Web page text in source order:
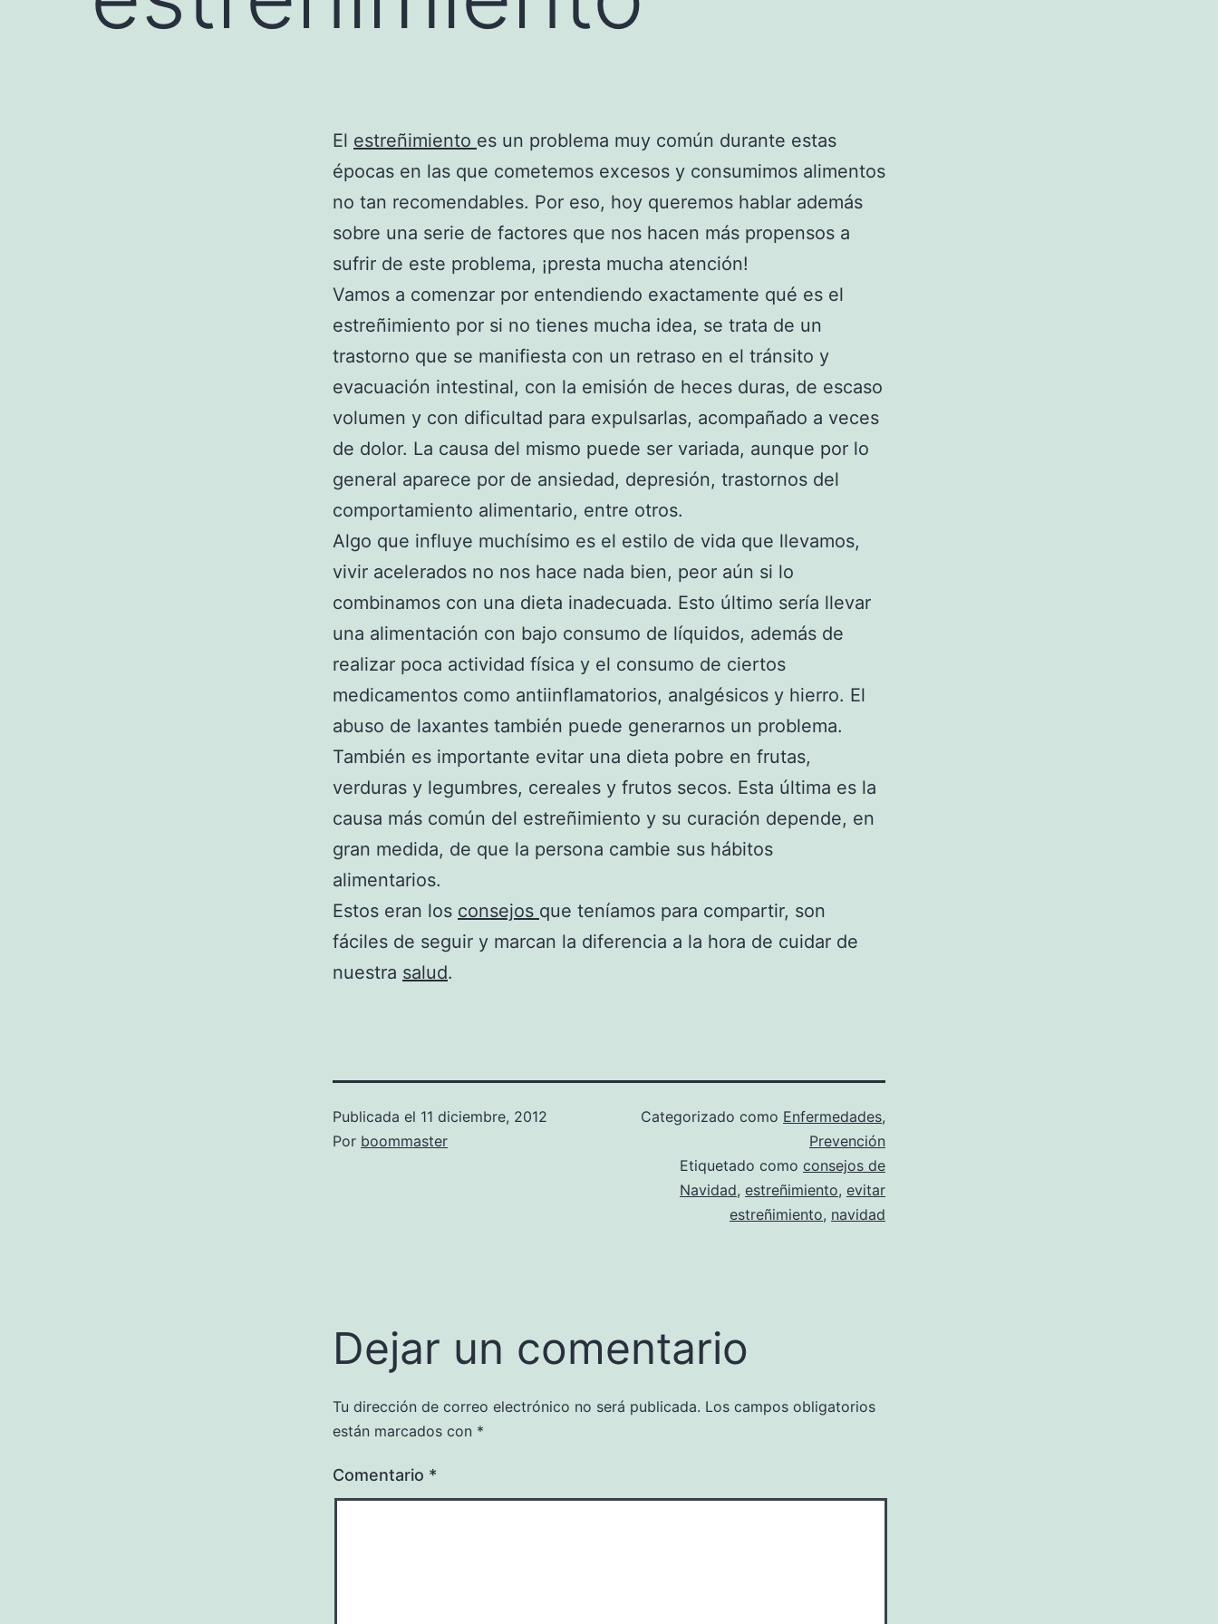
El estreñimiento es un problema muy común durante estas
épocas en las que cometemos excesos y consumimos alimentos
no tan recomendables. Por eso, hoy queremos hablar además
sobre una serie de factores que nos hacen más propensos a
sufrir de este problema, ¡presta mucha atención!
Vamos a comenzar por entendiendo exactamente qué es el
estreñimiento por si no tienes mucha idea, se trata de un
trastorno que se manifiesta con un retraso en el tránsito y
evacuación intestinal, con la emisión de heces duras, de escaso
volumen y con dificultad para expulsarlas, acompañado a veces
de dolor. La causa del mismo puede ser variada, aunque por lo
general aparece por de ansiedad, depresión, trastornos del
comportamiento alimentario, entre otros.
Algo que influye muchísimo es el estilo de vida que llevamos,
vivir acelerados no nos hace nada bien, peor aún si lo
combinamos con una dieta inadecuada. Esto último sería llevar
una alimentación con bajo consumo de líquidos, además de
realizar poca actividad física y el consumo de ciertos
medicamentos como antiinflamatorios, analgésicos y hierro. El
abuso de laxantes también puede generarnos un problema.
También es importante evitar una dieta pobre en frutas,
verduras y legumbres, cereales y frutos secos. Esta última es la
causa más común del estreñimiento y su curación depende, en
gran medida, de que la persona cambie sus hábitos
alimentarios.
Estos eran los consejos que teníamos para compartir, son
fáciles de seguir y marcan la diferencia a la hora de cuidar de
nuestra salud.
Publicada el 11 diciembre, 2012
Por boommaster
Categorizado como Enfermedades,
Prevención
Etiquetado como consejos de
Navidad, estreñimiento, evitar
estreñimiento, navidad
Dejar un comentario
Tu dirección de correo electrónico no será publicada. Los campos obligatorios
están marcados con *
Comentario *